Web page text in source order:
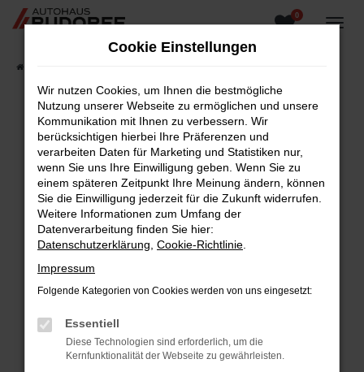
Zum
0
Fehler: Network Error
Beim Laden ist ein Fehler aufgetreten.
Hier sind ein paar Tipps, die dir helfen können:
Überprüfe deine Firewall und deine
Internetverbindung.
Laden andere Webseiten, zum Beispiel deine
Suchmaschine?
Prüfe deine Browsererweiterungen.
Manche Erweiterungen, wie Werbeblocker,
können das Laden bestimmter Seiten
verhindern. Funktioniert die Seite in einem
Cookie Einstellungen
Wir nutzen Cookies, um Ihnen die bestmögliche
Nutzung unserer Webseite zu ermöglichen und unsere
Kommunikation mit Ihnen zu verbessern. Wir
berücksichtigen hierbei Ihre Präferenzen und
verarbeiten Daten für Marketing und Statistiken nur,
wenn Sie uns Ihre Einwilligung geben. Wenn Sie zu
einem späteren Zeitpunkt Ihre Meinung ändern, können
Sie die Einwilligung jederzeit für die Zukunft widerrufen.
Weitere Informationen zum Umfang der
Datenverarbeitung finden Sie hier:
Datenschutzerklärung Cookie-Richtlinie
Impressum
Folgende Kategorien von Cookies werden von uns eingesetzt:
Essentiell
Diese Technologien sind erforderlich, um die
Kernfunktionalität der Webseite zu gewährleisten.